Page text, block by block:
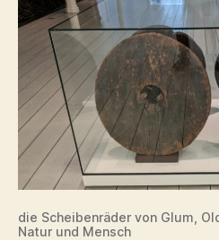
die Scheibenräder von Glum,
Natur und Mensch